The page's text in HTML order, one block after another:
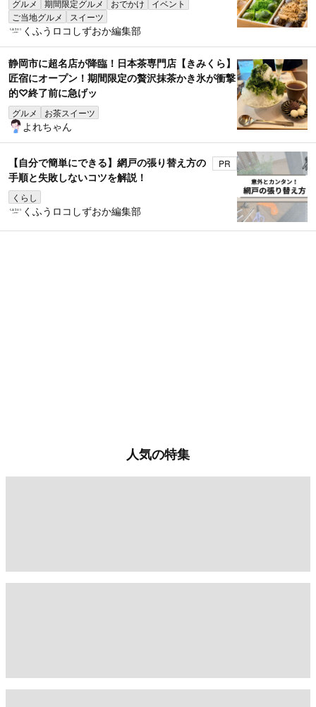
グルメ 期間限定グルメ おでかけ
イベント
ご当地グルメ
スイーツ
くふうロコしずおか編集部
静岡市に超名店が降臨！日本茶専門店【きみくら】
匠宿にオープン！期間限定の贅沢抹茶かき氷が衝撃
的♡終了前に急げッ
グルメ お茶スイーツ
よれちゃん
【自分で簡単にできる】網戸の張り替え方の
手順と失敗しないコツを解説！
くらし
PR
くふうロコしずおか編集部
人気の特集